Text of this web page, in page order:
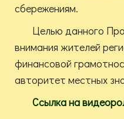
сбережениям.
Целью данного
внимания жителей
финансовой
авторитет местных
Ссылка на